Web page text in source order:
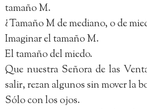
tamaño M.
¿Tamaño M de mediano, o de
Imaginar el tamaño M.
El tamaño del miedo.
Que nuestra Señora de las
salir, rezan algunos sin mover la
Sólo con los ojos.